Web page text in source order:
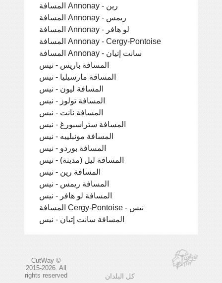
المسافة Annonay - رين
المسافة Annonay - ريمس
المسافة Annonay - لو هافر
المسافة Annonay - Cergy-Pontoise
المسافة Annonay - سانت إتيان
المسافة باريس - نيس
المسافة مارسيليا - نيس
المسافة ليون - نيس
المسافة تولوز - نيس
المسافة نانت - نيس
المسافة ستراسبورغ - نيس
المسافة مونبلييه - نيس
المسافة بوردو - نيس
المسافة ليل (مدينة) - نيس
المسافة رين - نيس
المسافة ريمس - نيس
المسافة لو هافر - نيس
المسافة Cergy-Pontoise - نيس
المسافة سانت إتيان - نيس
CutWay ©
2015-2026. All
rights reserved
كل البلدان